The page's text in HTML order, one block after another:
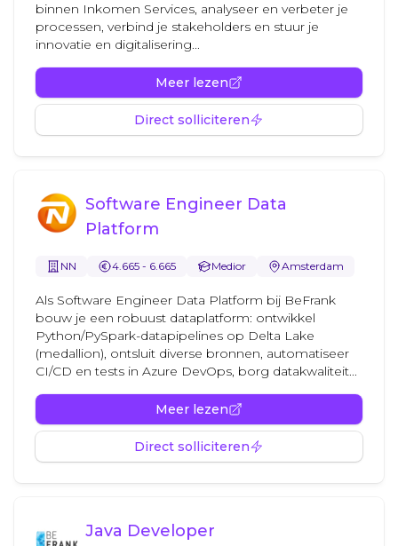
binnen Inkomen Services, analyseer en verbeter je
processen, verbind je stakeholders en stuur je
innovatie en digitalisering...
Meer lezen
Direct solliciteren
Software Engineer Data
Platform
NN 4.665 - 6.665 Medior Amsterdam
Als Software Engineer Data Platform bij BeFrank
bouw je een robuust dataplatform: ontwikkel
Python/PySpark-datapipelines op Delta Lake
(medallion), ontsluit diverse bronnen, automatiseer
CI/CD en tests in Azure DevOps, borg datakwaliteit...
Meer lezen
Direct solliciteren
Java Developer